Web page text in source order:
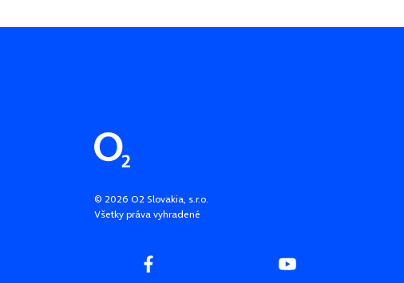
Pätička stránky
© 2026 O2 Slovakia, s.r.o.
Všetky práva vyhradené